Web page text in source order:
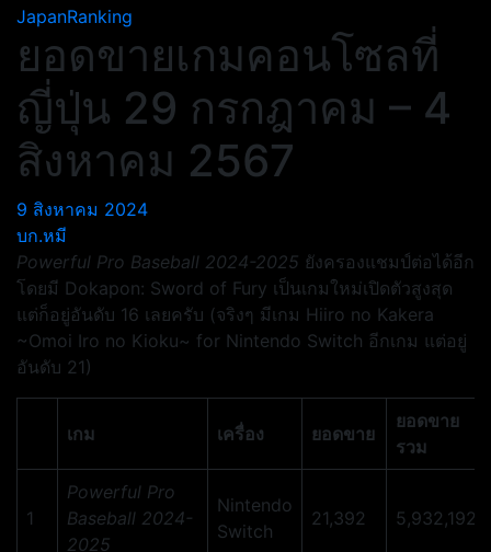
JapanRanking
ยอดขายเกมคอนโซลที่
ญี่ปุ่น 29 กรกฎาคม – 4
สิงหาคม 2567
9 สิงหาคม 2024
บก.หมี
Powerful Pro Baseball 2024-2025 ยังครองแชมป์ต่อได้อีก
โดยมี Dokapon: Sword of Fury เป็นเกมใหม่เปิดตัวสูงสุด
แต่ก็อยู่อันดับ 16 เลยครับ (จริงๆ มีเกม Hiiro no Kakera
~Omoi Iro no Kioku~ for Nintendo Switch อีกเกม แต่อยู่
อันดับ 21)
เกม เครื่อง ยอดขาย
ยอดขาย
รวม
1
Powerful Pro
Baseball 2024-
2025
Nintendo
Switch
21,392 5,932,192